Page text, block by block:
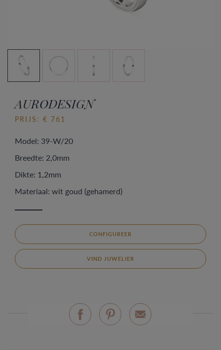
AURODESIGN
PRIJS: € 761
Model: 39-W/20
Breedte: 2,0mm
Dikte: 1,2mm
Materiaal: wit goud (gehamerd)
CONFIGUREER
VIND JUWELIER